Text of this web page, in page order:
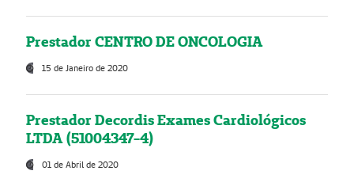
Prestador CENTRO DE ONCOLOGIA
15 de Janeiro de 2020
Prestador Decordis Exames Cardiológicos
LTDA (51004347-4)
01 de Abril de 2020